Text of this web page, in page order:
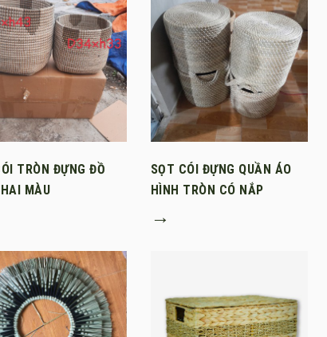
TRÒN ĐỰNG ĐỒ
MÀU
SỌT CÓI ĐỰNG QUẦN ÁO
HÌNH TRÒN CÓ NẮP
→